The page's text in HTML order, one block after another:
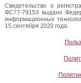
Свидетельство о
ФС77-79153 выдано
информационных
15 сентября 2020 года.